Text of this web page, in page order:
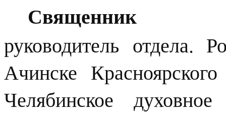
руководитель отдела.
Ачинске
Челябинское